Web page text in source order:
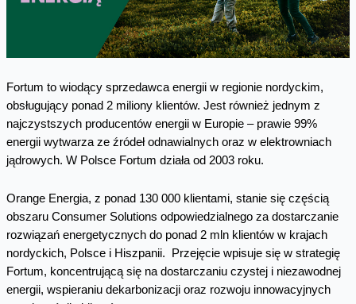
Fortum to wiodący sprzedawca energii w regionie nordyckim,
obsługujący ponad 2 miliony klientów. Jest również jednym z
najczystszych producentów energii w Europie – prawie 99%
energii wytwarza ze źródeł odnawialnych oraz w elektrowniach
jądrowych. W Polsce Fortum działa od 2003 roku.
Orange Energia, z ponad 130 000 klientami, stanie się częścią
obszaru Consumer Solutions odpowiedzialnego za dostarczanie
rozwiązań energetycznych do ponad 2 mln klientów w krajach
nordyckich, Polsce i Hiszpanii. Przejęcie wpisuje się w strategię
Fortum, koncentrującą się na dostarczaniu czystej i niezawodnej
energii, wspieraniu dekarbonizacji oraz rozwoju innowacyjnych